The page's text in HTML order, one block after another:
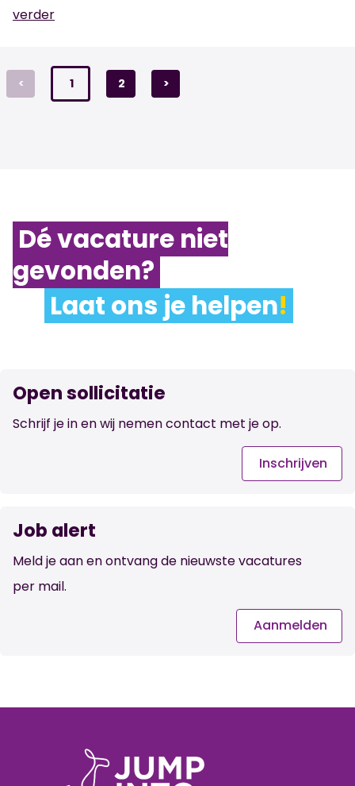
verder
< 1 2 >
Dé vacature niet
gevonden?
Laat ons je helpen!
Open sollicitatie
Schrijf je in en wij nemen contact met je op.
Inschrijven
Job alert
Meld je aan en ontvang de nieuwste vacatures
per mail.
Aanmelden